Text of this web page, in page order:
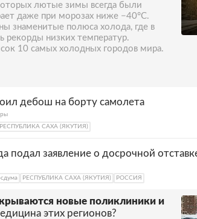
лютые зимы всегда были
даже при морозах ниже −40°C.
знаменитые полюса холода, где в
рекорды низких температур.
10 самых холодных городов мира.
дебош на борту самолета
РЕСПУБЛИКА САХА (ЯКУТИЯ)
подал заявление о досрочной
РЕСПУБЛИКА САХА (ЯКУТИЯ) РОССИЯ
новые поликлиники и
этих регионов?